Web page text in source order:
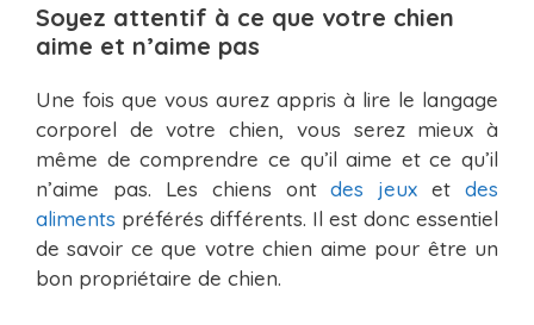
Soyez attentif à ce que votre chien
aime et n’aime pas
Une fois que vous aurez appris à lire le langage
corporel de votre chien, vous serez mieux à
même de comprendre ce qu’il aime et ce qu’il
n’aime pas. Les chiens ontdes jeux et des
aliments préférés différents. Il est donc essentiel
de savoir ce que votre chien aime pour être un
bon propriétaire de chien.